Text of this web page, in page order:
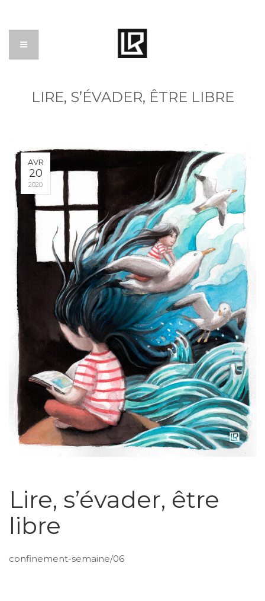
LIRE, S’ÉVADER, ÊTRE LIBRE
AVR
20
2020
Lire, s’évader, être
libre
confinement-semaine/06